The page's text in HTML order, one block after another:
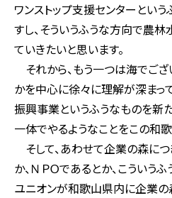
ワンストップ支援センターとい
すし、そういうふうな方向で農
ていきたいと思います。
それから、もう一つは海でご
かを中心に徐々に理解が深まっ
振興事業というふうなものを新
一体でやるようなことをこの和
そして、あわせて企業の森に
か、ＮＰＯであるとか、こういう
ユニオンが和歌山県内に企業の